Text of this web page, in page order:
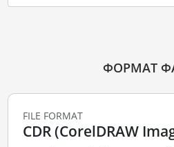
ФОРМАТ
FILE FORMAT
CDR (CorelDRAW